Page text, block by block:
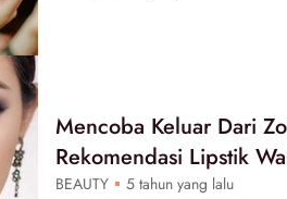
Mencoba Keluar Dari
Rekomendasi Lipstik
BEAUTY 5 tahun yang lalu